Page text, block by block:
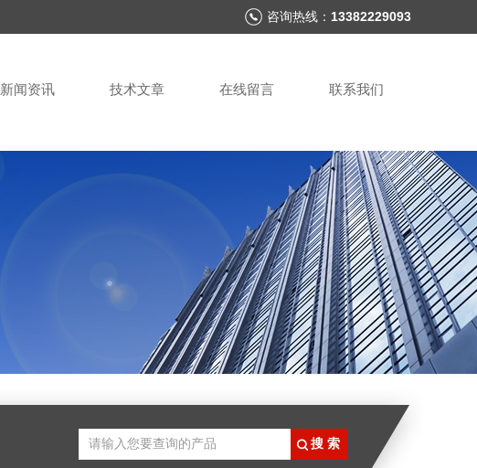
咨询热线： 13382229093
新闻资讯 技术文章 在线留言 联系我们